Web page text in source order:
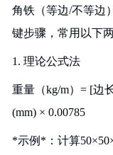
角铁（等边/不等边
键步骤，常用以下
1. 理论公式法
重量（kg/m）= [边
(mm) × 0.00785
*示例*：计算